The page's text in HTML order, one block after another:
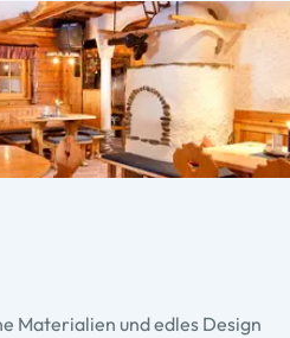
Materialien und edles Design